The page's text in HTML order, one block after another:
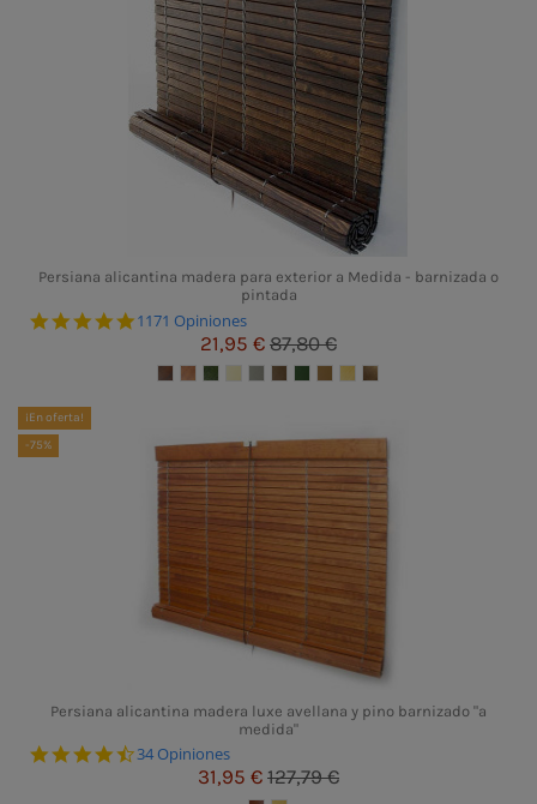
Persiana alicantina madera para exterior a Medida - barnizada o
pintada
4.8 star rating
1171 Opiniones
21,95 € 87,80 €
¡En oferta!
-75%
Persiana alicantina madera luxe avellana y pino barnizado "a
medida"
4.6 star rating
34 Opiniones
31,95 € 127,79 €